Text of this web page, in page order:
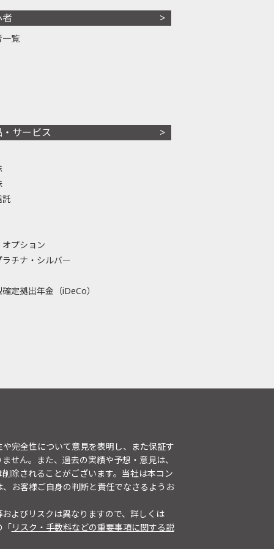
一覧
サービス
託
プション
ラチナ・シルバー
定拠出年金（iDeCo）
完全性について意見を表明し、また保証す
せん。また、過去の実績や予想・意見は、
除されることがございます。当社は本コン
お客様ご自身の判断と責任でなさるようお
よびリスクは異なりますので、詳しくは
「リスク・手数料などの重要事項に関する説